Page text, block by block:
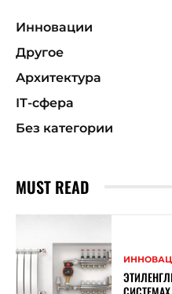
Инновации
Другое
Архитектура
ІТ-сфера
Без категории
MUST READ